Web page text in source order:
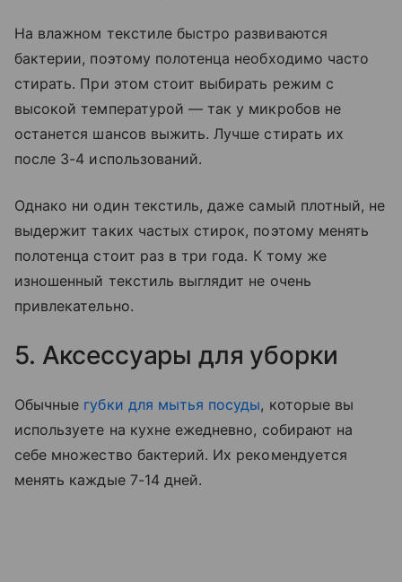
На влажном текстиле быстро развиваются
бактерии, поэтому полотенца необходимо часто
стирать. При этом стоит выбирать режим с
высокой температурой — так у микробов не
останется шансов выжить. Лучше стирать их
после 3-4 использований.
Однако ни один текстиль, даже самый плотный, не
выдержит таких частых стирок, поэтому менять
полотенца стоит раз в три года. К тому же
изношенный текстиль выглядит не очень
привлекательно.
5. Аксессуары для уборки
Обычные губки для мытья посуды, которые вы
используете на кухне ежедневно, собирают на
себе множество бактерий. Их рекомендуется
менять каждые 7-14 дней.